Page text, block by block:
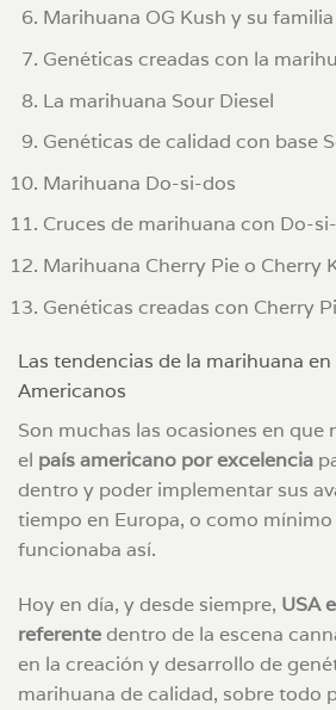
Marihuana OG Kush y su
Genéticas creadas con la
La marihuana Sour Diesel
Genéticas de calidad con base
Marihuana Do-si-dos
Cruces de marihuana con Do-
Marihuana Cherry Pie o Cherry
Genéticas creadas con Cherry
Las tendencias de la marihuana
Americanos
Son muchas las ocasiones en que
el país americano por excelencia
dentro y poder implementar sus
tiempo en Europa, o como
funcionaba así.
Hoy en día, y desde siempre, USA
referentedentro de la escena
en la creación y desarrollo de
marihuana de calidad, sobre todo